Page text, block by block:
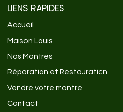
LIENS RAPIDES
Accueil
Maison Louis
Nos Montres
Réparation et Restauration
Vendre votre montre
Contact